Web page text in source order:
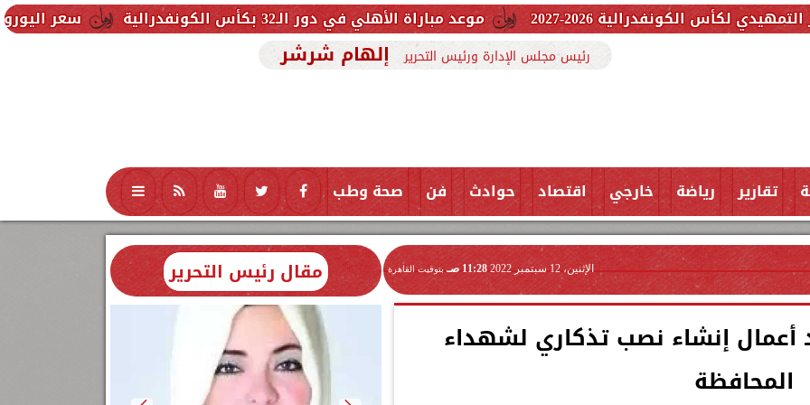
سعر اليورو اليوم الخميس 6 أغسطس 2026 في البنوك.. تحديث لحظي موعد مباراة الأهلي في دور الـ32 بكأس الكونفدرالية 2026-2027
رئيس مجلس الإدارة ورئيس التحرير إلهام شرشر
تقارير رياضة خارجي اقتصاد حوادث فن صحة وطب تكنولوجيا منوعات محافظات
الإثنين، 12 سبتمبر 2022 11:28 صـ بتوقيت القاهرة
أعمال إنشاء نصب تذكاري لشهداء
المحافظة
مقال رئيس التحرير